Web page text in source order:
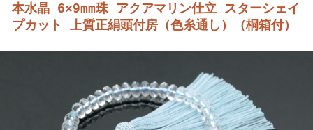
本水晶 6×9mm珠 アクアマリン仕立 スターシェイ
プカット 上質正絹頭付房（色糸通し）（桐箱付）